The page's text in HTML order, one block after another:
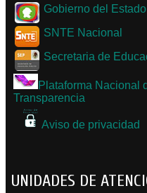
Gobierno del
SNTE Nacional
Secretaria de
Plataforma Nacional
Transparencia
Aviso de privacidad
UNIDADES DE